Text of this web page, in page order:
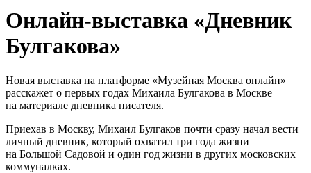
Онлайн‑выставка «Дневник
Булгакова»
Новая выставка на платформе «Музейная Москва онлайн»
расскажет о первых годах Михаила Булгакова в Москве
на материале дневника писателя.
Приехав в Москву, Михаил Булгаков почти сразу начал вести
личный дневник, который охватил три года жизни
на Большой Садовой и один год жизни в других московских
коммуналках.